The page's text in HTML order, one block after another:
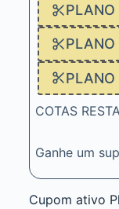
PLANO
PLANO
COTAS
Ganhe um
Cupom ativo